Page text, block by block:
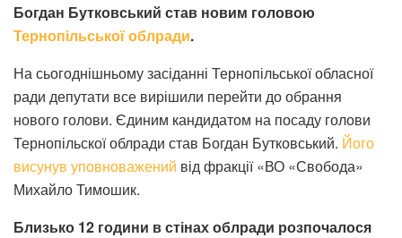
Богдан Бутковський став новим головою
Тернопільської облради.
На сьогоднішньому засіданні Тернопільської обласної
ради депутати все вирішили перейти до обрання
нового голови. Єдиним кандидатом на посаду голови
Тернопільскої облради став Богдан Бутковський. Його
висунув уповноважений від фракції «ВО «Свобода»
Михайло Тимошик.
Близько 12 години в стінах облради розпочалося